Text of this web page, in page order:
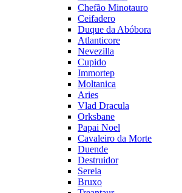
Chefão Minotauro
Ceifadero
Duque da Abóbora
Atlanticore
Nevezilla
Cupido
Immortep
Moltanica
Aries
Vlad Dracula
Orksbane
Papai Noel
Cavaleiro da Morte
Duende
Destruidor
Sereia
Bruxo